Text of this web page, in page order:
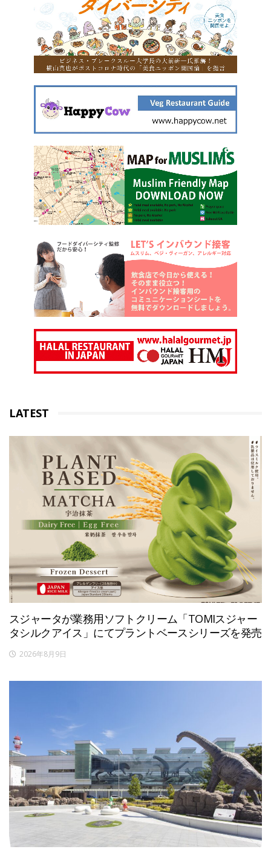
LATEST
スジャータが業務用ソフトクリーム「TOMIスジャー
タシルクアイス」にてプラントベースシリーズを発売
2026年8月9日